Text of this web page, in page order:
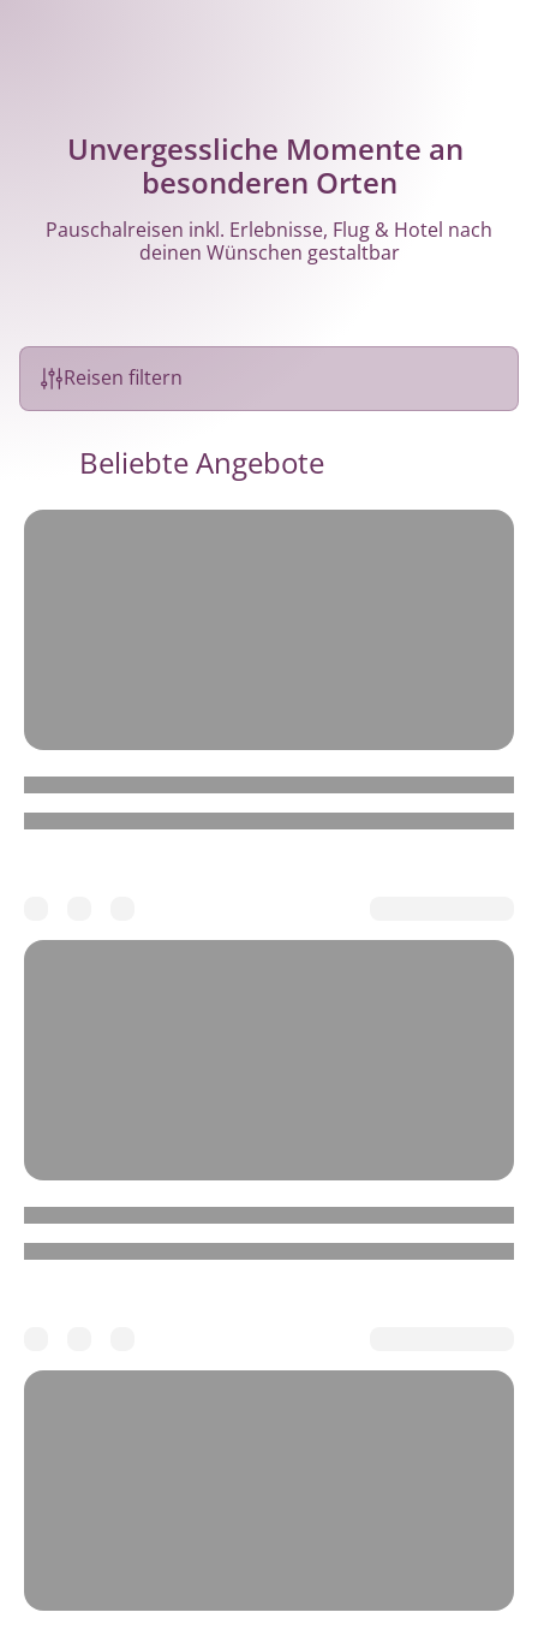
Unvergessliche Momente an
besonderen Orten
Pauschalreisen inkl. Erlebnisse, Flug & Hotel nach
deinen Wünschen gestaltbar
Reisen filtern
Beliebte Angebote